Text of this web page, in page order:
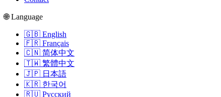
🌐 Language
🇬🇧 English
🇫🇷 Français
🇨🇳 简体中文
🇹🇼 繁體中文
🇯🇵 日本語
🇰🇷 한국어
🇷🇺 Русский